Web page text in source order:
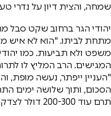
שמחה, והצית דיון על נדרי
יהודי הגר ברחוב שקט סבל
מתחת לביתו. "הוא לא איש
משפט ולא תביעות. כמו
"העניין ייפתר, נעשה
הסכום, ותוך שלושה ימים
תרם עוד 200-300 דולר לצדקה.